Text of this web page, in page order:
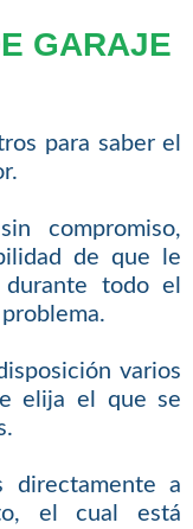
GARAJE
para saber el
compromiso,
de que le
durante todo el
varios
elija el que se
directamente a
el cual está